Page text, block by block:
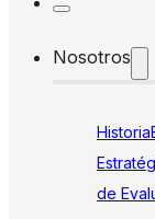
Nosotros
Historia
de